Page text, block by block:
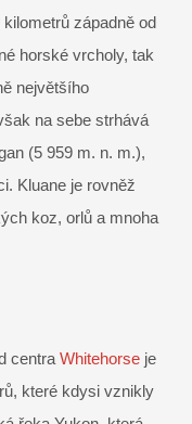
západně od
horské vrcholy, tak
největšího
na sebe strhává
(5 959 m. n. m.),
Kluane je rovněž
koz, orlů a mnoha
centra Whitehorse je
které kdysi vznikly